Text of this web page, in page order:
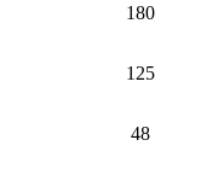
180
125
48